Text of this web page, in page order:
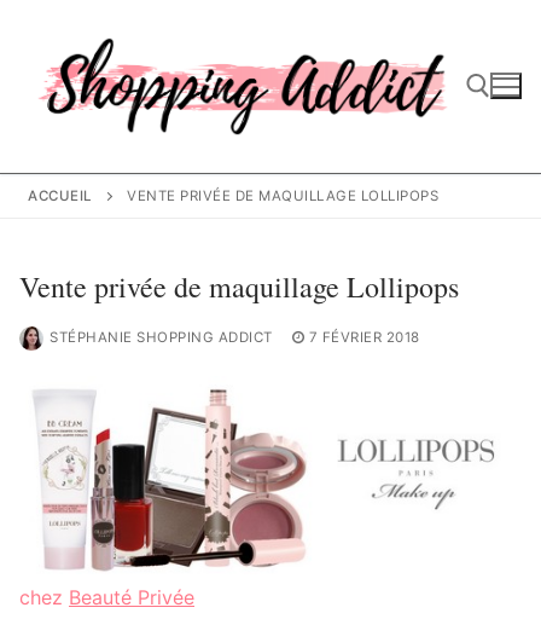
contenu
Rechercher :
ACCUEIL VENTE PRIVÉE DE MAQUILLAGE LOLLIPOPS
Vente privée de maquillage Lollipops
STÉPHANIE SHOPPING ADDICT 7 FÉVRIER 2018
chez Beauté Privée